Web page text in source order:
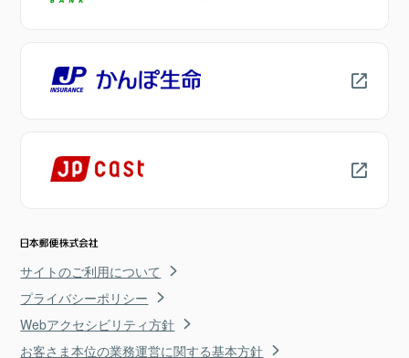
サイトのご利用について
プライバシーポリシー
Webアクセシビリティ方針
お客さま本位の業務運営に関する基本方針